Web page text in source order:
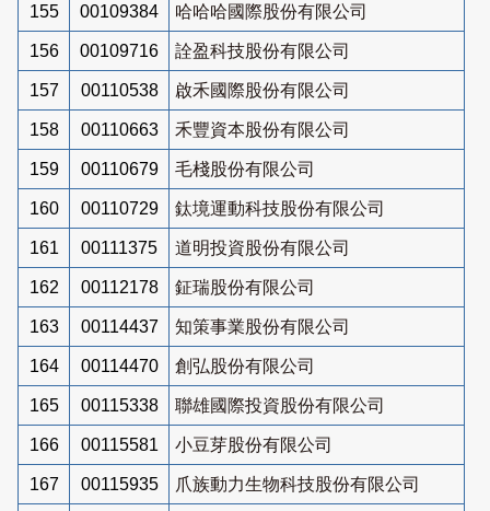
155 00109384 哈哈哈國際股份有限公司
156 00109716 詮盈科技股份有限公司
157 00110538 啟禾國際股份有限公司
158 00110663 禾豐資本股份有限公司
159 00110679 毛棧股份有限公司
160 00110729 鈦境運動科技股份有限公司
161 00111375 道明投資股份有限公司
162 00112178 鉦瑞股份有限公司
163 00114437 知策事業股份有限公司
164 00114470 創弘股份有限公司
165 00115338 聯雄國際投資股份有限公司
166 00115581 小豆芽股份有限公司
167 00115935 爪族動力生物科技股份有限公司